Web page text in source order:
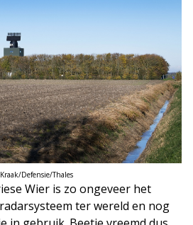
Defensie/Thales
Wier is zo ongeveer het
ter wereld en nog